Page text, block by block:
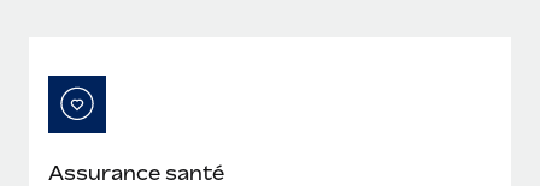
Assurance santé